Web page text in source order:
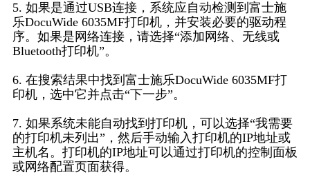
5. 如果是通过USB连接，系统应自动检测到富士施
乐DocuWide 6035MF打印机，并安装必要的驱动程
序。如果是网络连接，请选择“添加网络、无线或
Bluetooth打印机”。
6. 在搜索结果中找到富士施乐DocuWide 6035MF打
印机，选中它并点击“下一步”。
7. 如果系统未能自动找到打印机，可以选择“我需要
的打印机未列出”，然后手动输入打印机的IP地址或
主机名。打印机的IP地址可以通过打印机的控制面板
或网络配置页面获得。